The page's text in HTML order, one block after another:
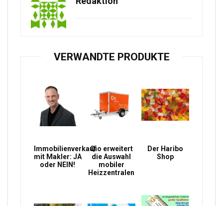
VERWANDTE PRODUKTE
Immobilienverkauf
mit Makler: JA
oder NEIN!
Qio erweitert
die Auswahl
mobiler
Heizzentralen
Der Haribo
Shop